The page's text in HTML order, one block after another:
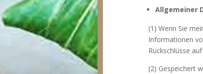
Allgemeiner
(1) Wenn Sie
Informationen
Rückschlüsse
(2) Gespeichert